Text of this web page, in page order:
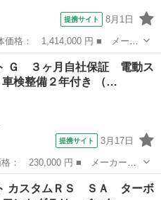
提携サイト 8月1日
ト ■ グレード名： ファンク
カメラ 衝突被害軽減システ
Ｇ ３ヶ月自社保証 電動ス
検整備２年付き （…
提携サイト 3月17日
■ グレード名： Ｇ ３ヶ月
整備２年付き ■ 排気量：
カスタムＲＳ ＳＡ ターボ